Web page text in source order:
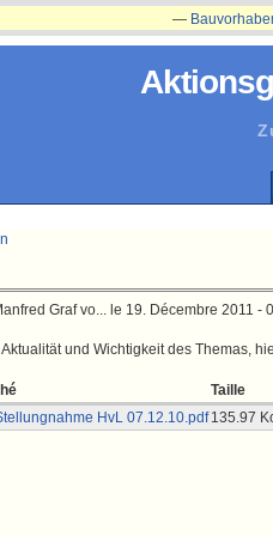
Bauvorhaben in
Graf vo... le 19. Décembre 2011 -
und Wichtigkeit des Themas,
Taille
HvL 07.12.10.pdf135.97